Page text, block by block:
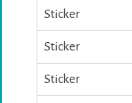
Sticker
Sticker
Sticker